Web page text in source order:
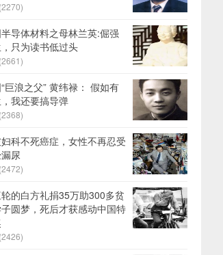
导体材料之母林兰英:倔强
只为读书低过头
巨浪之父” 黄纬禄： 假如有
我还要搞导弹
科不死癌症，女性不再忍受
尿
的白方礼捐35万助300多贫
圆梦，死后才获感动中国特